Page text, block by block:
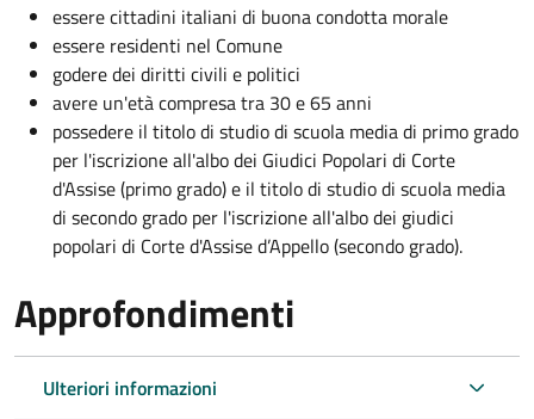
essere cittadini italiani di buona condotta morale
essere residenti nel Comune
godere dei diritti civili e politici
avere un'età compresa tra 30 e 65 anni
possedere il titolo di studio di scuola media di primo grado
per l'iscrizione all'albo dei Giudici Popolari di Corte
d'Assise (primo grado) e il titolo di studio di scuola media
di secondo grado per l'iscrizione all'albo dei giudici
popolari di Corte d'Assise d’Appello (secondo grado).
Approfondimenti
Ulteriori informazioni